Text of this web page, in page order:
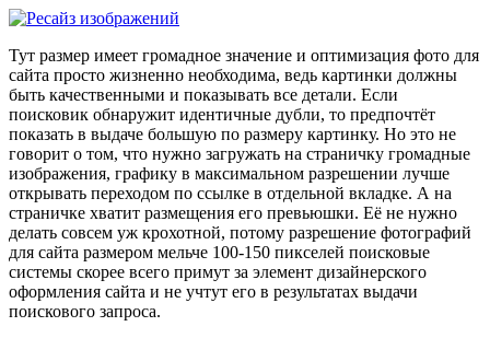
Тут размер имеет громадное значение и оптимизация фото для
сайта просто жизненно необходима, ведь картинки должны
быть качественными и показывать все детали. Если
поисковик обнаружит идентичные дубли, то предпочтёт
показать в выдаче большую по размеру картинку. Но это не
говорит о том, что нужно загружать на страничку громадные
изображения, графику в максимальном разрешении лучше
открывать переходом по ссылке в отдельной вкладке. А на
страничке хватит размещения его превьюшки. Её не нужно
делать совсем уж крохотной, потому разрешение фотографий
для сайта размером мельче 100-150 пикселей поисковые
системы скорее всего примут за элемент дизайнерского
оформления сайта и не учтут его в результатах выдачи
поискового запроса.